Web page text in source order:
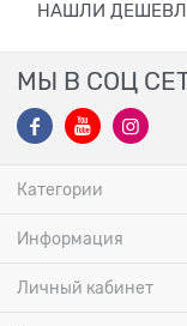
НАШЛИ
МЫ В СОЦ
Категории
Информация
Личный кабинет